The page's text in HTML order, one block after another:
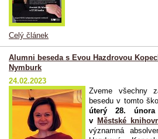
Celý článek
Alumni beseda s Evou Hazdrovou
Nymburk
24.02.2023
Zveme všechny
besedu v tomto
úterý 28.
v Městské
významná